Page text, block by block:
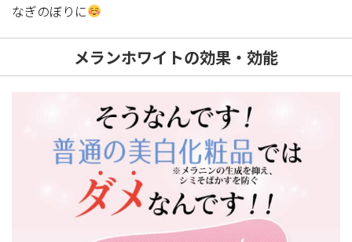
なぎのぼりに
メランホワイトの効果・効能